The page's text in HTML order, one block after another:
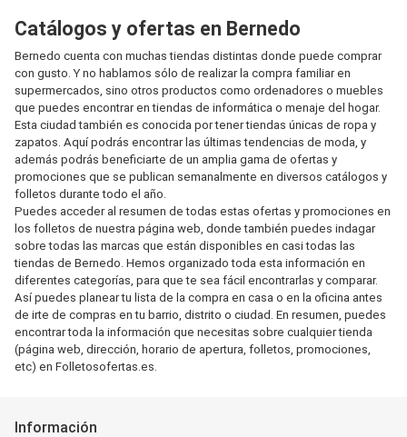
Catálogos y ofertas en Bernedo
Bernedo cuenta con muchas tiendas distintas donde puede comprar
con gusto. Y no hablamos sólo de realizar la compra familiar en
supermercados, sino otros productos como ordenadores o muebles
que puedes encontrar en tiendas de informática o menaje del hogar.
Esta ciudad también es conocida por tener tiendas únicas de ropa y
zapatos. Aquí podrás encontrar las últimas tendencias de moda, y
además podrás beneficiarte de un amplia gama de ofertas y
promociones que se publican semanalmente en diversos catálogos y
folletos durante todo el año.
Puedes acceder al resumen de todas estas ofertas y promociones en
los folletos de nuestra página web, donde también puedes indagar
sobre todas las marcas que están disponibles en casi todas las
tiendas de Bernedo. Hemos organizado toda esta información en
diferentes categorías, para que te sea fácil encontrarlas y comparar.
Así puedes planear tu lista de la compra en casa o en la oficina antes
de irte de compras en tu barrio, distrito o ciudad. En resumen, puedes
encontrar toda la información que necesitas sobre cualquier tienda
(página web, dirección, horario de apertura, folletos, promociones,
etc) en Folletosofertas.es.
Información